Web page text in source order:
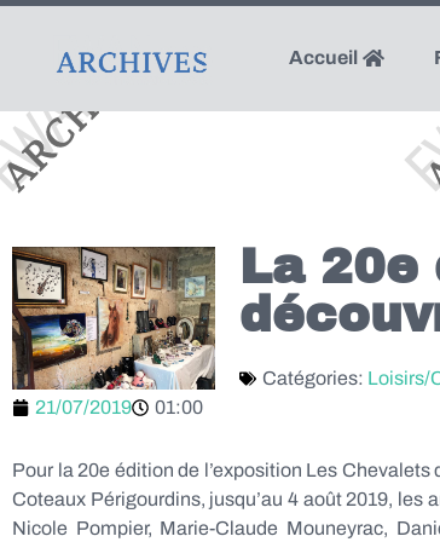
Accueil
La
Catégories: Loisirs/
21/07/2019
01:00
Pour la 20e édition de l’exposition Les Chevalets
Coteaux Périgourdins, jusqu’au 4 août 2019, les
Nicole Pompier, Marie-Claude Mouneyrac,